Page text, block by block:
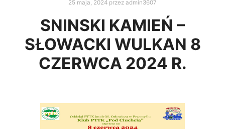
25 maja, 2024 przez admin3607
SNINSKI KAMIEŃ –
SŁOWACKI WULKAN 8
CZERWCA 2024 R.